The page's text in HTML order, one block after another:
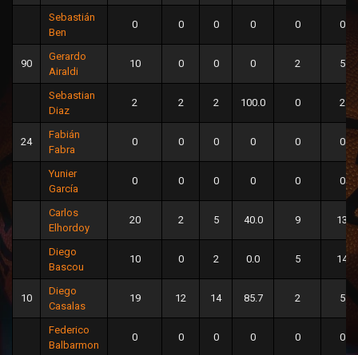
Sebastián
Ben
0 0 0 0 0 0
90
Gerardo
Airaldi
10 0 0 0 2 5
Sebastian
Diaz
2 2 2 100.0 0 2
24
Fabián
Fabra
0 0 0 0 0 0
Yunier
García
0 0 0 0 0 0
Carlos
Elhordoy
20 2 5 40.0 9 13
Diego
Bascou
10 0 2 0.0 5 14
10
Diego
Casalas
19 12 14 85.7 2 5
Federico
Balbarmon
0 0 0 0 0 0